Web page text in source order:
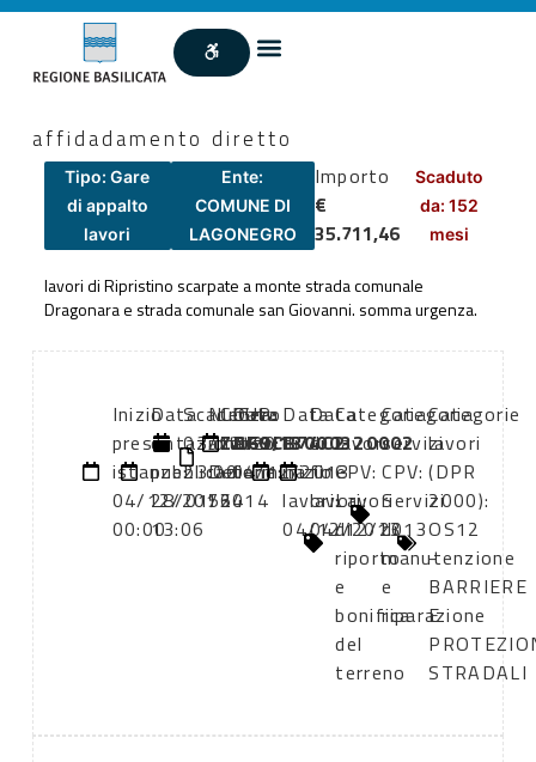
affidadamento diretto
Tipo: Gare
di appalto
lavori
Ente:
COMUNE DI
LAGONEGRO
Importo
€
35.711,46
Scaduto
da: 152
mesi
lavori di Ripristino scarpate a monte strada comunale
Dragonara e strada comunale san Giovanni. somma urgenza.
Inizio
presentazione
istanze:
04/12/2013
00:00
Data
di
pubblicazione:
28/01/2014
13:06
Scadenza:
03/12/2013
23:00
Numero
atto:
Determina
564
Data
atto:
04/12/2013
CIG:
ZDF0CB74C2
CUP:
G69J13000320002
Data
di
inizio
lavori:
04/12/2013
Data
di
fine
lavori:
04/12/2013
Categoria
lavori
CPV:
Lavori
di
riporto
e
bonifica
del
terreno
Categoria
servizi
CPV:
Servizi
di
manutenzione
e
riparazione
Categorie
lavori
(DPR
2000):
OS12
-
BARRIERE
E
STRADALI